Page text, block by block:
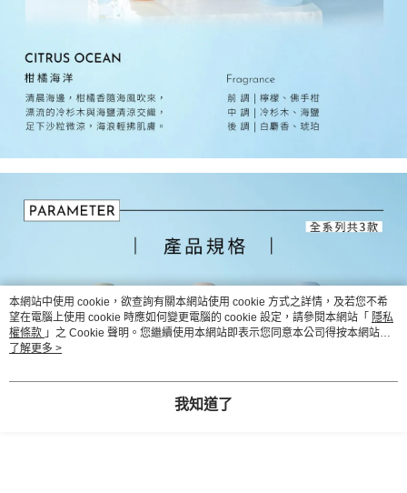
本網站中使用 cookie，欲查詢有關本網站使用 cookie 方式之詳情，及若您不希
望在電腦上使用 cookie 時應如何變更電腦的 cookie 設定，請參閱本網站「 隱私
權條款 」之 Cookie 聲明。您繼續使用本網站即表示您同意本公司得按本網站使
用條款之 Cookie 聲明使用 cookie。
了解更多 >
我知道了